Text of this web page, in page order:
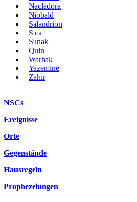
Nacladora
Niobald
Salandrion
Sica
Sunak
Quin
Warhak
Yazemine
Zahir
NSCs
Ereignisse
Orte
Gegenstände
Hausregeln
Prophezeiungen